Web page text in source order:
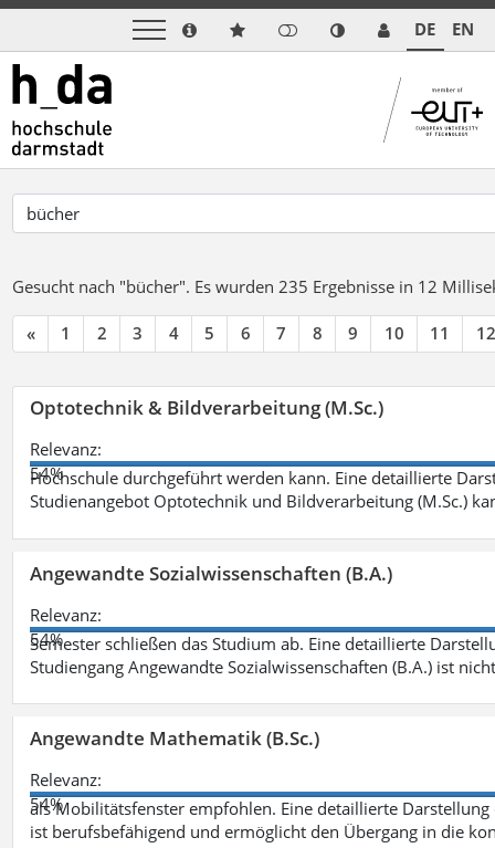
DE EN
Gesucht nach "bücher". Es wurden 235 Ergebnisse in 12
« 1 2 3 4 5 6 7 8 9 10 11 12
Optotechnik & Bildverarbeitung (M.Sc.)
Relevanz:
54%
Hochschule durchgeführt werden kann. Eine detaillierte
Studienangebot Optotechnik und Bildverarbeitung (M.Sc.)
Angewandte Sozialwissenschaften (B.A.)
Relevanz:
54%
Semester schließen das Studium ab. Eine detaillierte
Studiengang Angewandte Sozialwissenschaften (B.A.) ist
Angewandte Mathematik (B.Sc.)
Relevanz:
54%
als Mobilitätsfenster empfohlen. Eine detaillierte
ist berufsbefähigend und ermöglicht den Übergang in die